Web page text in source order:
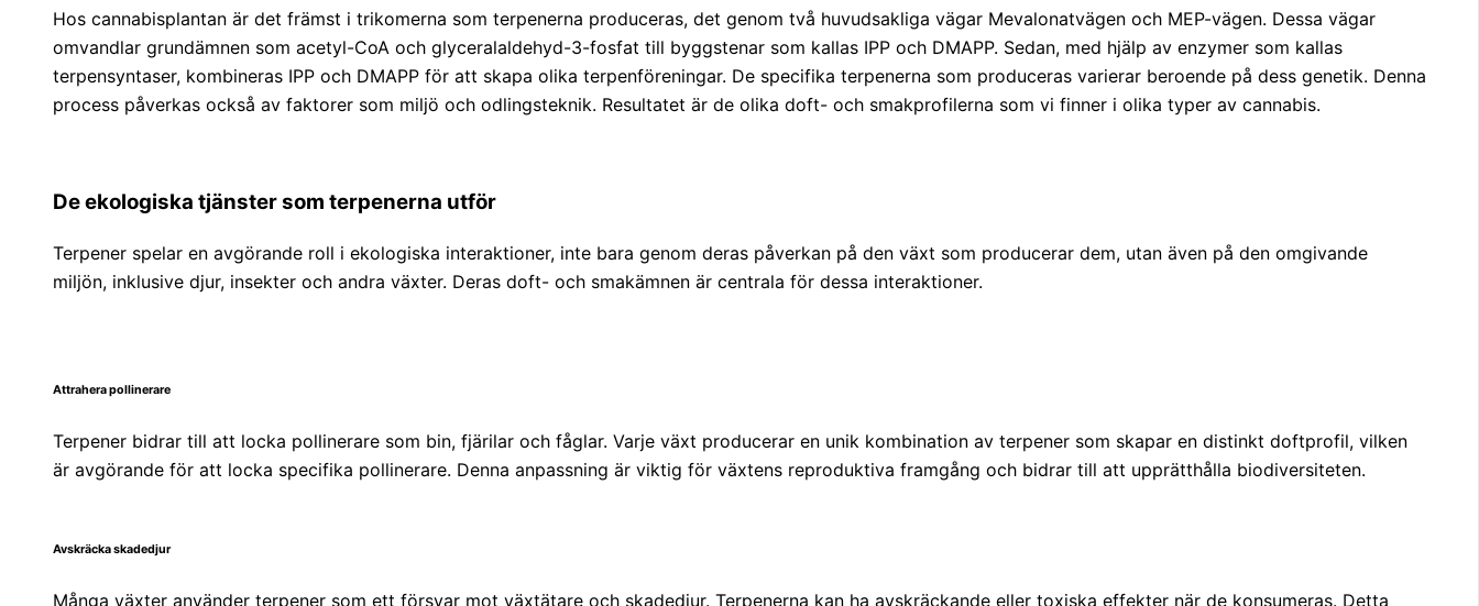
Hos cannabisplantan är det främst i trikomerna som terpenerna produceras, det genom två huvudsakliga vägar Mevalonatvägen och MEP-vägen. Dessa vägar
omvandlar grundämnen som acetyl-CoA och glyceralaldehyd-3-fosfat till byggstenar som kallas IPP och DMAPP. Sedan, med hjälp av enzymer som kallas
terpensyntaser, kombineras IPP och DMAPP för att skapa olika terpenföreningar. De specifika terpenerna som produceras varierar beroende på dess genetik. Denna
process påverkas också av faktorer som miljö och odlingsteknik. Resultatet är de olika doft- och smakprofilerna som vi finner i olika typer av cannabis.
De ekologiska tjänster som terpenerna utför
Terpener spelar en avgörande roll i ekologiska interaktioner, inte bara genom deras påverkan på den växt som producerar dem, utan även på den omgivande
miljön, inklusive djur, insekter och andra växter. Deras doft- och smakämnen är centrala för dessa interaktioner.
Attrahera pollinerare
Terpener bidrar till att locka pollinerare som bin, fjärilar och fåglar. Varje växt producerar en unik kombination av terpener som skapar en distinkt doftprofil, vilken
är avgörande för att locka specifika pollinerare. Denna anpassning är viktig för växtens reproduktiva framgång och bidrar till att upprätthålla biodiversiteten.
Avskräcka skadedjur
Många växter använder terpener som ett försvar mot växtätare och skadedjur. Terpenerna kan ha avskräckande eller toxiska effekter när de konsumeras. Detta